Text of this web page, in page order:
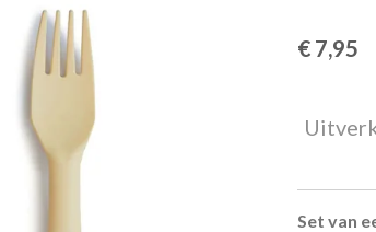
€ 7,95
Set van